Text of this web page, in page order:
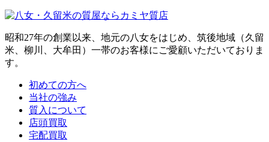
昭和27年の創業以来、地元の八女をはじめ、筑後地域（久留
米、柳川、大牟田）一帯のお客様にご愛顧いただいておりま
す。
初めての方へ
当社の強み
質入について
店頭買取
宅配買取